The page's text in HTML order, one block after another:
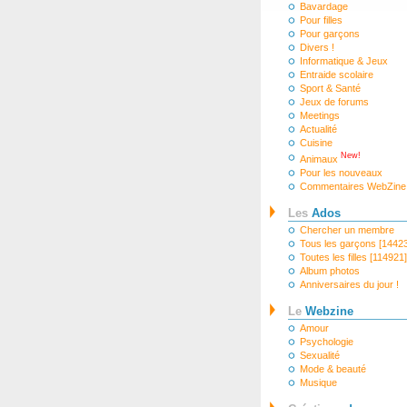
Bavardage
Pour filles
Pour garçons
Divers !
Informatique & Jeux
Entraide scolaire
Sport & Santé
Jeux de forums
Meetings
Actualité
Cuisine
Animaux New!
Pour les nouveaux
Commentaires WebZine
Les Ados
Chercher un membre
Tous les garçons
Toutes les filles [114921]
Album photos
Anniversaires du jour !
Le Webzine
Amour
Psychologie
Sexualité
Mode & beauté
Musique